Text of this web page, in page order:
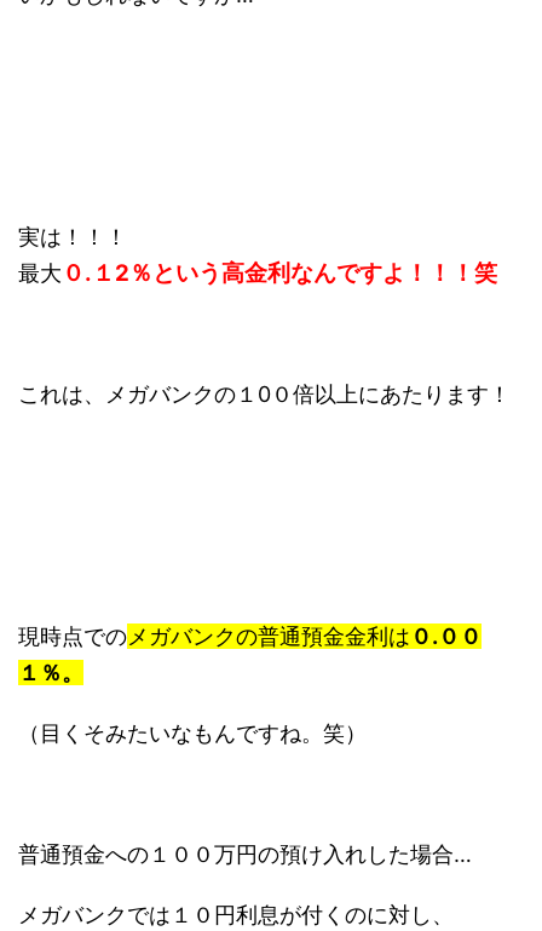
実は！！！
最大 ０.１2％という高金利なんですよ！！！笑
これは、メガバンクの１0０倍以上にあたります！
現時点でのメガバンクの普通預金金利は ０.００
１％。
（目くそみたいなもんですね。笑）
普通預金への１００万円の預け入れした場合…
メガバンクでは１０円利息が付くのに対し、